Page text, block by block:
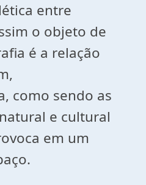
entre
o objeto de
é a relação
como sendo as
e cultural
em um